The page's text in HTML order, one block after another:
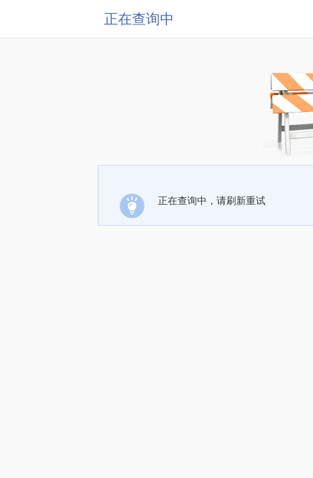
正在查询中
正在查询中，请刷新重试